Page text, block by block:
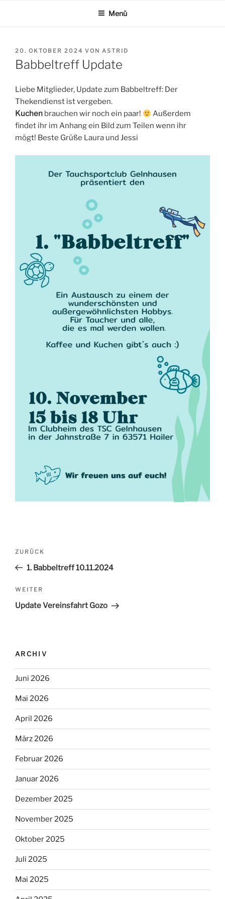
Menü
VERÖFFENTLICHT
AM
20. OKTOBER 2024 VON ASTRID
Babbeltreff Update
Liebe Mitglieder, Update zum Babbeltreff: Der
Thekendienst ist vergeben.
Kuchen brauchen wir noch ein paar!
Außerdem
findet ihr im Anhang ein Bild zum Teilen wenn ihr
mögt! Beste Grüße Laura und Jessi
Beitrags-
Vorheriger
Beitrag
ZURÜCK
1. Babbeltreff 10.11.2024
Nächster
Beitrag
WEITER
Update Vereinsfahrt Gozo
ARCHIV
Juni 2026
Mai 2026
April 2026
März 2026
Februar 2026
Januar 2026
Dezember 2025
November 2025
Oktober 2025
Juli 2025
Mai 2025